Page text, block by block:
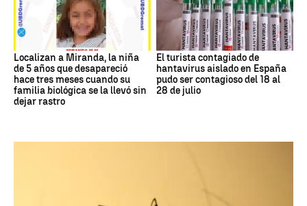
Localizan a Miranda, la niña
de 5 años que desapareció
hace tres meses cuando su
familia biológica se la llevó sin
dejar rastro
El turista contagiado de
hantavirus aislado en España
pudo ser contagioso del 18 al
28 de julio